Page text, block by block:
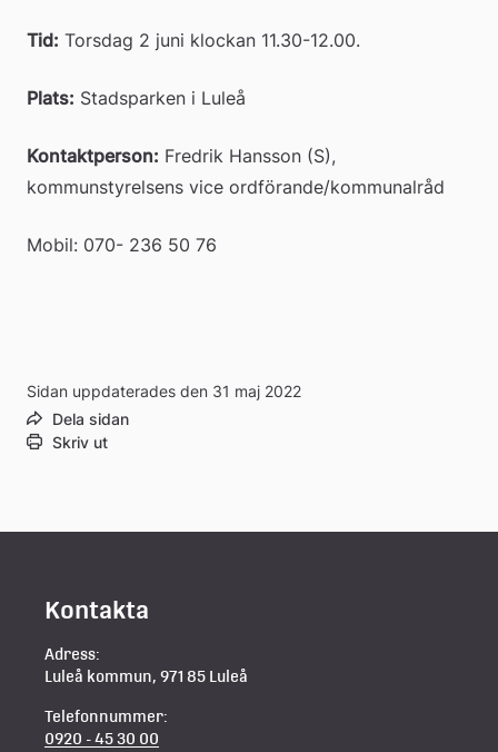
Tid: Torsdag 2 juni klockan 11.30-12.00.
Plats: Stadsparken i Luleå
Kontaktperson: Fredrik Hansson (S),
kommunstyrelsens vice ordförande/kommunalråd
Mobil: 070- 236 50 76
Sidan uppdaterades den 31 maj 2022
Dela sidan
Skriv ut
Kontakta
Adress:
Luleå kommun, 971 85 Luleå
Telefonnummer:
0920 - 45 30 00